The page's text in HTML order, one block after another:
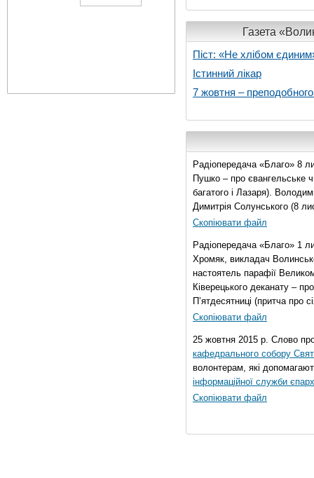
Газета
Піст: «Не хлібом
Істинний лікар
7 жовтня –
Радіопередача «Благо» 8
Пушко – про євангельське
багатого і Лазаря).
Димитрія Солунського (8
Скопіювати файл
Радіопередача «Благо» 1
Хромяк, викладач
настоятель парафії
Ківерецького деканату –
П’ятдесятниці (притча про
Скопіювати файл
25 жовтня 2015 р. Слово
кафедрального собору
волонтерам, які
інформаційної служби
Скопіювати файл